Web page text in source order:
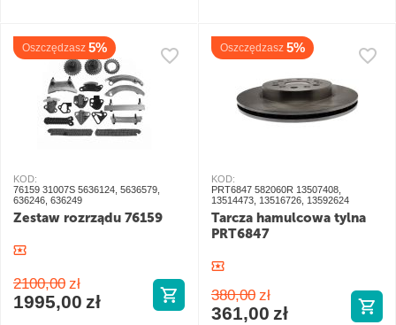
Oszczędzasz 5%
KOD:
76159 31007S 5636124, 5636579,
636246, 636249
Zestaw rozrządu 76159
2100,00 zł
1995,00 zł
Oszczędzasz 5%
KOD:
PRT6847 582060R 13507408,
13514473, 13516726, 13592624
Tarcza hamulcowa tylna
PRT6847
380,00 zł
361,00 zł